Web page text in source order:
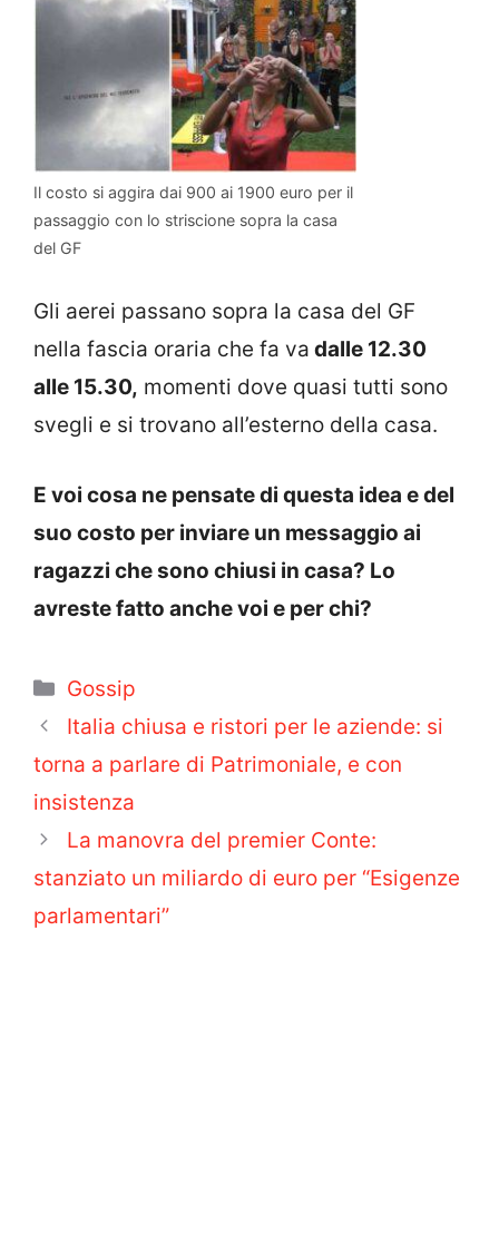
Il costo si aggira dai 900 ai 1900 euro per il
passaggio con lo striscione sopra la casa
del GF
Gli aerei passano sopra la casa del GF
nella fascia oraria che fa va dalle 12.30
alle 15.30, momenti dove quasi tutti sono
svegli e si trovano all’esterno della casa.
E voi cosa ne pensate di questa idea e del
suo costo per inviare un messaggio ai
ragazzi che sono chiusi in casa? Lo
avreste fatto anche voi e per chi?
Categorie
Gossip
Italia chiusa e ristori per le aziende: si
torna a parlare di Patrimoniale, e con
insistenza
La manovra del premier Conte:
stanziato un miliardo di euro per “Esigenze
parlamentari”